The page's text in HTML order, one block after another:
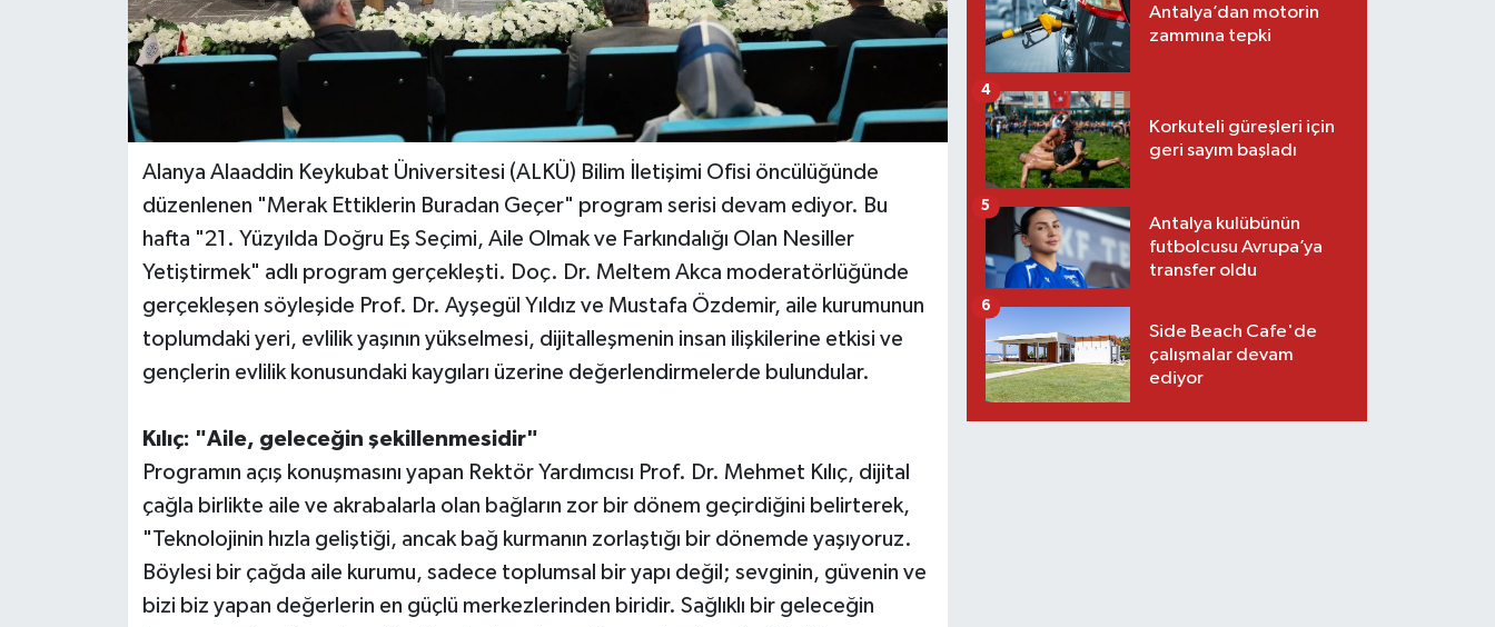
Alanya Alaaddin Keykubat Üniversitesi (ALKÜ) Bilim İletişimi Ofisi öncülüğünde
düzenlenen "Merak Ettiklerin Buradan Geçer" program serisi devam ediyor. Bu
hafta "21. Yüzyılda Doğru Eş Seçimi, Aile Olmak ve Farkındalığı Olan Nesiller
Yetiştirmek" adlı program gerçekleşti. Doç. Dr. Meltem Akca moderatörlüğünde
gerçekleşen söyleşide Prof. Dr. Ayşegül Yıldız ve Mustafa Özdemir, aile kurumunun
toplumdaki yeri, evlilik yaşının yükselmesi, dijitalleşmenin insan ilişkilerine etkisi ve
gençlerin evlilik konusundaki kaygıları üzerine değerlendirmelerde bulundular.
Kılıç: "Aile, geleceğin şekillenmesidir"
Programın açış konuşmasını yapan Rektör Yardımcısı Prof. Dr. Mehmet Kılıç, dijital
çağla birlikte aile ve akrabalarla olan bağların zor bir dönem geçirdiğini belirterek,
"Teknolojinin hızla geliştiği, ancak bağ kurmanın zorlaştığı bir dönemde yaşıyoruz.
Böylesi bir çağda aile kurumu, sadece toplumsal bir yapı değil; sevginin, güvenin ve
bizi biz yapan değerlerin en güçlü merkezlerinden biridir. Sağlıklı bir geleceğin
Antalya’dan motorin
zammına tepki
Korkuteli güreşleri için
geri sayım başladı
4
Antalya kulübünün
futbolcusu Avrupa’ya
transfer oldu
5
Side Beach Cafe'de
çalışmalar devam
ediyor
6
YAZARLAR
RESMİ İLAN